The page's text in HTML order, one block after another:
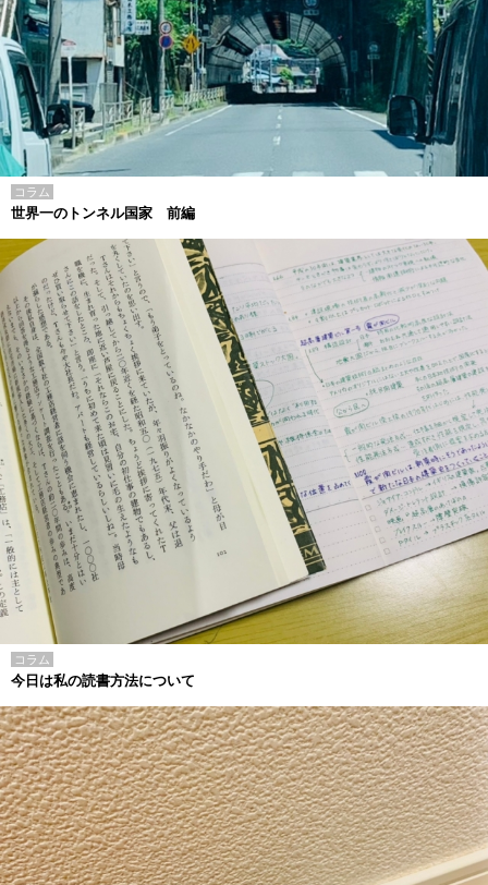
コラム
世界一のトンネル国家 前編
コラム
今日は私の読書方法について